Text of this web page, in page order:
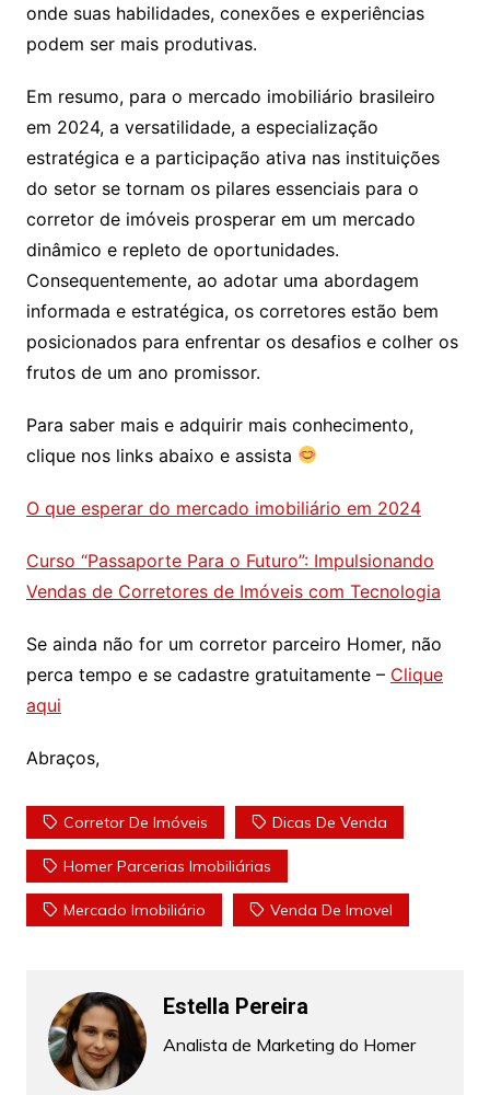
onde suas habilidades, conexões e experiências
podem ser mais produtivas.
Em resumo, para o mercado imobiliário brasileiro
em 2024, a versatilidade, a especialização
estratégica e a participação ativa nas instituições
do setor se tornam os pilares essenciais para o
corretor de imóveis prosperar em um mercado
dinâmico e repleto de oportunidades.
Consequentemente, ao adotar uma abordagem
informada e estratégica, os corretores estão bem
posicionados para enfrentar os desafios e colher os
frutos de um ano promissor.
Para saber mais e adquirir mais conhecimento,
clique nos links abaixo e assista
O que esperar do mercado imobiliário em 2024
Curso “Passaporte Para o Futuro”: Impulsionando
Vendas de Corretores de Imóveis com Tecnologia
Se ainda não for um corretor parceiro Homer, não
perca tempo e se cadastre gratuitamente – Clique
aqui
Abraços,
Corretor De Imóveis Dicas De Venda
Homer Parcerias Imobiliárias
Mercado Imobiliário Venda De Imovel
Estella Pereira
Analista de Marketing do Homer